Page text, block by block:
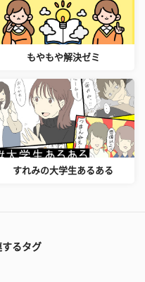
もやもや解決ゼミ
すれみの大学生あるある
するタグ